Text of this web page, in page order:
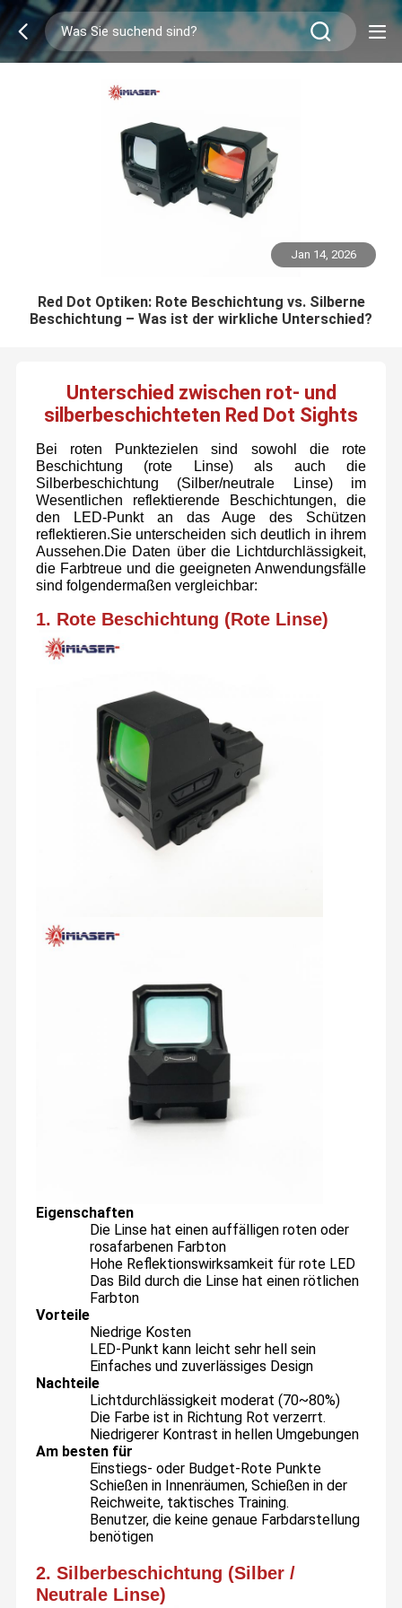
Jan 14, 2026
Red Dot Optiken: Rote Beschichtung vs. Silberne
Beschichtung – Was ist der wirkliche Unterschied?
Unterschied zwischen rot- und
silberbeschichteten Red Dot Sights
Bei roten Punktezielen sind sowohl die rote
Beschichtung (rote Linse) als auch die
Silberbeschichtung (Silber/neutrale Linse) im
Wesentlichen reflektierende Beschichtungen, die
den LED-Punkt an das Auge des Schützen
reflektieren.Sie unterscheiden sich deutlich in ihrem
Aussehen.Die Daten über die Lichtdurchlässigkeit,
die Farbtreue und die geeigneten Anwendungsfälle
sind folgendermaßen vergleichbar:
1. Rote Beschichtung (Rote Linse)
Eigenschaften
Die Linse hat einen auffälligen roten oder
rosafarbenen Farbton
Hohe Reflektionswirksamkeit für rote LED
Das Bild durch die Linse hat einen rötlichen
Farbton
Vorteile
Niedrige Kosten
LED-Punkt kann leicht sehr hell sein
Einfaches und zuverlässiges Design
Nachteile
Lichtdurchlässigkeit moderat (70~80%)
Die Farbe ist in Richtung Rot verzerrt.
Niedrigerer Kontrast in hellen Umgebungen
Am besten für
Einstiegs- oder Budget-Rote Punkte
Schießen in Innenräumen, Schießen in der
Reichweite, taktisches Training.
Benutzer, die keine genaue Farbdarstellung
benötigen
2. Silberbeschichtung (Silber /
Neutrale Linse)